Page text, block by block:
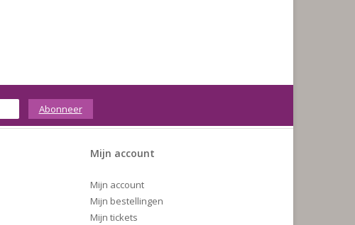
Abonneer
Mijn account
Mijn account
Mijn bestellingen
Mijn tickets